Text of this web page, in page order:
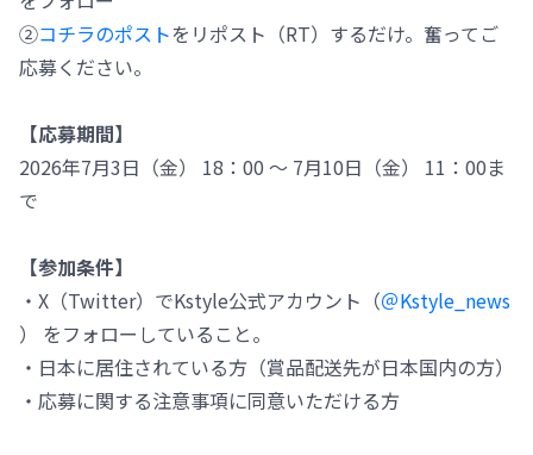
②コチラのポストをリポスト（RT）するだけ。奮ってご
応募ください。
【応募期間】
2026年7月3日（金） 18：00 ～ 7月10日（金） 11：00ま
で
【参加条件】
・X（Twitter）でKstyle公式アカウント（＠Kstyle_news
） をフォローしていること。
・日本に居住されている方（賞品配送先が日本国内の方）
・応募に関する注意事項に同意いただける方